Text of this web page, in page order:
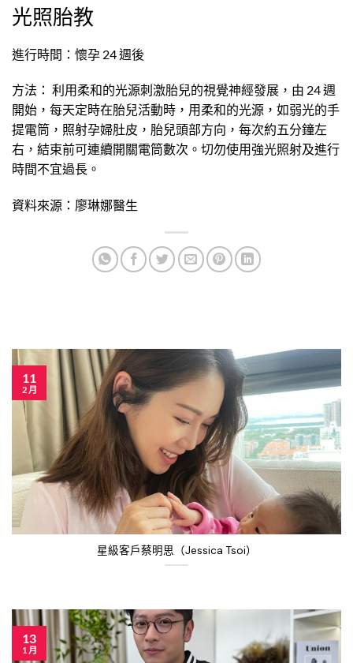
光照胎教
進行時間：懷孕 24 週後
方法： 利用柔和的光源刺激胎兒的視覺神經發展，由 24 週
開始，每天定時在胎兒活動時，用柔和的光源，如弱光的手
提電筒，照射孕婦肚皮，胎兒頭部方向，每次約五分鐘左
右，結束前可連續開關電筒數次。切勿使用強光照射及進行
時間不宜過長。
資料來源：廖琳娜醫生
星級客戶蔡明思（Jessica Tsoi）
11
2 月
13
1 月